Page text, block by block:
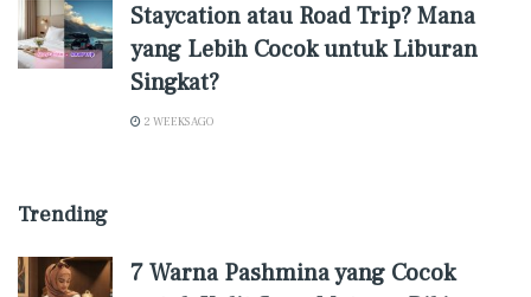
Staycation atau Road Trip? Mana
yang Lebih Cocok untuk Liburan
Singkat?
2 WEEKS AGO
Trending
7 Warna Pashmina yang Cocok